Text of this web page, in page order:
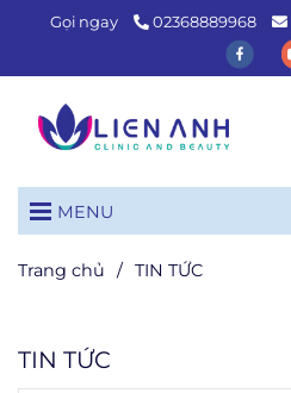
Gọi ngay 02368889968
MENU
Trang chủ / TIN TỨC
TIN TỨC